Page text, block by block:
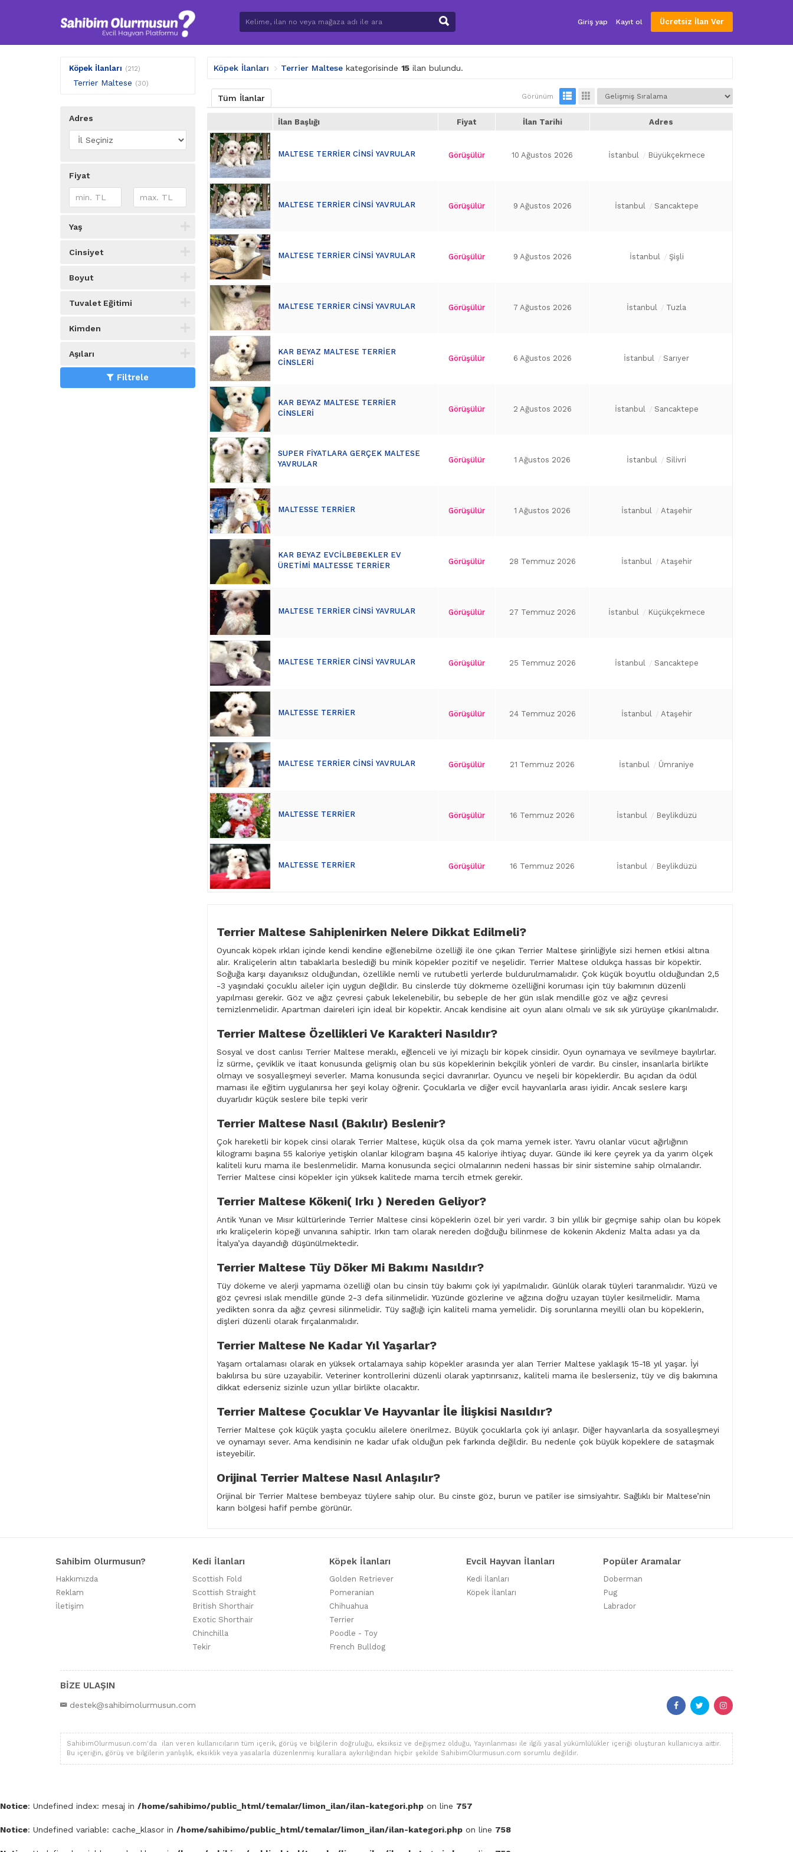
Giriş yap Kayıt ol Ücretsiz İlan Ver
Köpek İlanları (212)
Terrier Maltese (30)
Adres
Fiyat
Yaş
Cinsiyet
Boyut
Tuvalet Eğitimi
Kimden
Aşıları
Filtrele
Köpek İlanları Terrier Maltesekategorisinde 15ilan bulundu.
Tüm İlanlar Görünüm
İlan Başlığı Fiyat İlan Tarihi Adres
MALTESE TERRİER CİNSİ YAVRULAR Görüşülür 10 Ağustos 2026 İstanbul Büyükçekmece
MALTESE TERRİER CİNSİ YAVRULAR Görüşülür 9 Ağustos 2026 İstanbul Sancaktepe
MALTESE TERRİER CİNSİ YAVRULAR Görüşülür 9 Ağustos 2026 İstanbul Şişli
MALTESE TERRİER CİNSİ YAVRULAR Görüşülür 7 Ağustos 2026 İstanbul Tuzla
KAR BEYAZ MALTESE TERRİER
CİNSLERİ
Görüşülür 6 Ağustos 2026 İstanbul Sarıyer
KAR BEYAZ MALTESE TERRİER
CİNSLERİ
Görüşülür 2 Ağustos 2026 İstanbul Sancaktepe
SUPER FİYATLARA GERÇEK MALTESE
YAVRULAR
Görüşülür 1 Ağustos 2026 İstanbul Silivri
MALTESSE TERRİER Görüşülür 1 Ağustos 2026 İstanbul Ataşehir
KAR BEYAZ EVCİLBEBEKLER EV
ÜRETİMİ MALTESSE TERRİER
Görüşülür 28 Temmuz 2026 İstanbul Ataşehir
MALTESE TERRİER CİNSİ YAVRULAR Görüşülür 27 Temmuz 2026 İstanbul Küçükçekmece
MALTESE TERRİER CİNSİ YAVRULAR Görüşülür 25 Temmuz 2026 İstanbul Sancaktepe
MALTESSE TERRİER Görüşülür 24 Temmuz 2026 İstanbul Ataşehir
MALTESE TERRİER CİNSİ YAVRULAR Görüşülür 21 Temmuz 2026 İstanbul Ümraniye
MALTESSE TERRİER Görüşülür 16 Temmuz 2026 İstanbul Beylikdüzü
MALTESSE TERRİER Görüşülür 16 Temmuz 2026 İstanbul Beylikdüzü
Terrier Maltese Sahiplenirken Nelere Dikkat Edilmeli?
Oyuncak köpek ırkları içinde kendi kendine eğlenebilme özelliği ile öne çıkan Terrier Maltese şirinliğiyle sizi hemen etkisi altına
alır. Kraliçelerin altın tabaklarla beslediği bu minik köpekler pozitif ve neşelidir. Terrier Maltese oldukça hassas bir köpektir.
Soğuğa karşı dayanıksız olduğundan, özellikle nemli ve rutubetli yerlerde buldurulmamalıdır. Çok küçük boyutlu olduğundan 2,5
-3 yaşındaki çocuklu aileler için uygun değildir. Bu cinslerde tüy dökmeme özelliğini koruması için tüy bakımının düzenli
yapılması gerekir. Göz ve ağız çevresi çabuk lekelenebilir, bu sebeple de her gün ıslak mendille göz ve ağız çevresi
temizlenmelidir. Apartman daireleri için ideal bir köpektir. Ancak kendisine ait oyun alanı olmalı ve sık sık yürüyüşe çıkarılmalıdır.
Terrier Maltese Özellikleri Ve Karakteri Nasıldır?
Sosyal ve dost canlısı Terrier Maltese meraklı, eğlenceli ve iyi mizaçlı bir köpek cinsidir. Oyun oynamaya ve sevilmeye bayılırlar.
İz sürme, çeviklik ve itaat konusunda gelişmiş olan bu süs köpeklerinin bekçilik yönleri de vardır. Bu cinsler, insanlarla birlikte
olmayı ve sosyalleşmeyi severler. Mama konusunda seçici davranırlar. Oyuncu ve neşeli bir köpeklerdir. Bu açıdan da ödül
maması ile eğitim uygulanırsa her şeyi kolay öğrenir. Çocuklarla ve diğer evcil hayvanlarla arası iyidir. Ancak seslere karşı
duyarlıdır küçük seslere bile tepki verir
Terrier Maltese Nasıl (Bakılır) Beslenir?
Çok hareketli bir köpek cinsi olarak Terrier Maltese, küçük olsa da çok mama yemek ister. Yavru olanlar vücut ağırlığının
kilogramı başına 55 kaloriye yetişkin olanlar kilogram başına 45 kaloriye ihtiyaç duyar. Günde iki kere çeyrek ya da yarım ölçek
kaliteli kuru mama ile beslenmelidir. Mama konusunda seçici olmalarının nedeni hassas bir sinir sistemine sahip olmalarıdır.
Terrier Maltese cinsi köpekler için yüksek kalitede mama tercih etmek gerekir.
Terrier Maltese Kökeni( Irkı ) Nereden Geliyor?
Antik Yunan ve Mısır kültürlerinde Terrier Maltese cinsi köpeklerin özel bir yeri vardır. 3 bin yıllık bir geçmişe sahip olan bu köpek
ırkı kraliçelerin köpeği unvanına sahiptir. Irkın tam olarak nereden doğduğu bilinmese de kökenin Akdeniz Malta adası ya da
İtalya’ya dayandığı düşünülmektedir.
Terrier Maltese Tüy Döker Mi Bakımı Nasıldır?
Tüy dökeme ve alerji yapmama özelliği olan bu cinsin tüy bakımı çok iyi yapılmalıdır. Günlük olarak tüyleri taranmalıdır. Yüzü ve
göz çevresi ıslak mendille günde 2-3 defa silinmelidir. Yüzünde gözlerine ve ağzına doğru uzayan tüyler kesilmelidir. Mama
yedikten sonra da ağız çevresi silinmelidir. Tüy sağlığı için kaliteli mama yemelidir. Diş sorunlarına meyilli olan bu köpeklerin,
dişleri düzenli olarak fırçalanmalıdır.
Terrier Maltese Ne Kadar Yıl Yaşarlar?
Yaşam ortalaması olarak en yüksek ortalamaya sahip köpekler arasında yer alan Terrier Maltese yaklaşık 15-18 yıl yaşar. İyi
bakılırsa bu süre uzayabilir. Veteriner kontrollerini düzenli olarak yaptırırsanız, kaliteli mama ile beslerseniz, tüy ve diş bakımına
dikkat ederseniz sizinle uzun yıllar birlikte olacaktır.
Terrier Maltese Çocuklar Ve Hayvanlar İle İlişkisi Nasıldır?
Terrier Maltese çok küçük yaşta çocuklu ailelere önerilmez. Büyük çocuklarla çok iyi anlaşır. Diğer hayvanlarla da sosyalleşmeyi
ve oynamayı sever. Ama kendisinin ne kadar ufak olduğun pek farkında değildir. Bu nedenle çok büyük köpeklere de sataşmak
isteyebilir.
Orijinal Terrier Maltese Nasıl Anlaşılır?
Orijinal bir Terrier Maltese bembeyaz tüylere sahip olur. Bu cinste göz, burun ve patiler ise simsiyahtır. Sağlıklı bir Maltese’nin
karın bölgesi hafif pembe görünür.
Sahibim Olurmusun?
Hakkımızda
Reklam
İletişim
Kedi İlanları
Scottish Fold
Scottish Straight
British Shorthair
Exotic Shorthair
Chinchilla
Tekir
Köpek İlanları
Golden Retriever
Pomeranian
Chihuahua
Terrier
Poodle - Toy
French Bulldog
Evcil Hayvan İlanları
Kedi İlanları
Köpek İlanları
Popüler Aramalar
Doberman
Pug
Labrador
BİZE ULAŞIN
destek@sahibimolurmusun.com
SahibimOlurmusun.com'da ilan veren kullanıcıların tüm içerik, görüş ve bilgilerin doğruluğu, eksiksiz ve değişmez olduğu, Yayınlanması ile ilgili yasal yükümlülükler içeriği oluşturan kullanıcıya aittir.
Bu içeriğin, görüş ve bilgilerin yanlışlık, eksiklik veya yasalarla düzenlenmiş kurallara aykırılığından hiçbir şekilde SahibimOlurmusun.com sorumlu değildir.
Notice: Undefined index: mesaj in /home/sahibimo/public_html/temalar/limon_ilan/ilan-kategori.php on line 757
Notice: Undefined variable: cache_klasor in /home/sahibimo/public_html/temalar/limon_ilan/ilan-kategori.php on line 758